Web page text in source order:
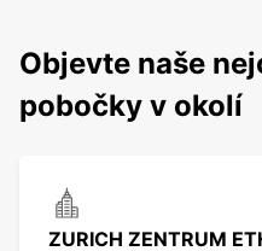
Objevte naše
pobočky v okolí
ZURICH ZENTRUM